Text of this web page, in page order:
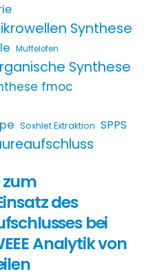
Synthese
Muffelofen
Synthese
fmoc
Soxhlet Extraktion SPPS
des
bei
Analytik von